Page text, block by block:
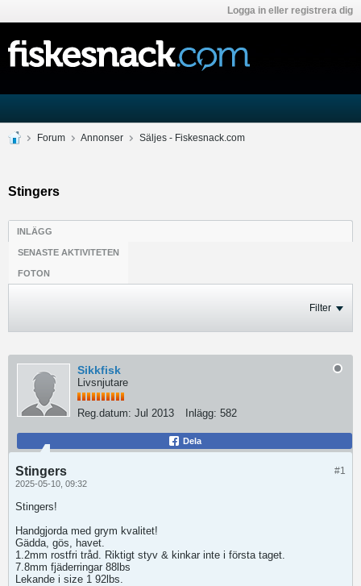
Logga in eller registrera dig
Forum Annonser Säljes - Fiskesnack.com
Stingers
INLÄGG
SENASTE AKTIVITETEN
FOTON
Filter
Sikkfisk
Livsnjutare
Reg.datum: Jul 2013 Inlägg: 582
Dela
#1
Stingers
2025-05-10, 09:32
Stingers!
Handgjorda med grym kvalitet!
Gädda, gös, havet.
1.2mm rostfri tråd. Riktigt styv & kinkar inte i första taget.
7.8mm fjäderringar 88lbs
Lekande i size 1 92lbs.